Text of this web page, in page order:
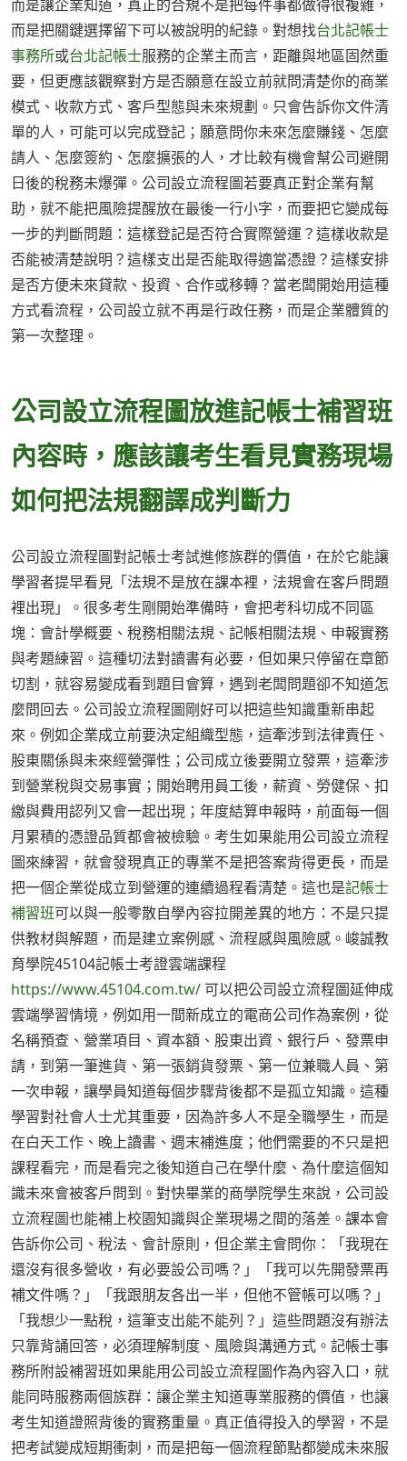
而是讓企業知道，真正的合規不是把每件事都做得很複雜，
而是把關鍵選擇留下可以被說明的紀錄。對想找台北記帳士
事務所或台北記帳士服務的企業主而言，距離與地區固然重
要，但更應該觀察對方是否願意在設立前就問清楚你的商業
模式、收款方式、客戶型態與未來規劃。只會告訴你文件清
單的人，可能可以完成登記；願意問你未來怎麼賺錢、怎麼
請人、怎麼簽約、怎麼擴張的人，才比較有機會幫公司避開
日後的稅務未爆彈。公司設立流程圖若要真正對企業有幫
助，就不能把風險提醒放在最後一行小字，而要把它變成每
一步的判斷問題：這樣登記是否符合實際營運？這樣收款是
否能被清楚說明？這樣支出是否能取得適當憑證？這樣安排
是否方便未來貸款、投資、合作或移轉？當老闆開始用這種
方式看流程，公司設立就不再是行政任務，而是企業體質的
第一次整理。
公司設立流程圖放進記帳士補習班
內容時，應該讓考生看見實務現場
如何把法規翻譯成判斷力
公司設立流程圖對記帳士考試進修族群的價值，在於它能讓
學習者提早看見「法規不是放在課本裡，法規會在客戶問題
裡出現」。很多考生剛開始準備時，會把考科切成不同區
塊：會計學概要、稅務相關法規、記帳相關法規、申報實務
與考題練習。這種切法對讀書有必要，但如果只停留在章節
切割，就容易變成看到題目會算，遇到老闆問題卻不知道怎
麼問回去。公司設立流程圖剛好可以把這些知識重新串起
來。例如企業成立前要決定組織型態，這牽涉到法律責任、
股東關係與未來經營彈性；公司成立後要開立發票，這牽涉
到營業稅與交易事實；開始聘用員工後，薪資、勞健保、扣
繳與費用認列又會一起出現；年度結算申報時，前面每一個
月累積的憑證品質都會被檢驗。考生如果能用公司設立流程
圖來練習，就會發現真正的專業不是把答案背得更長，而是
把一個企業從成立到營運的連續過程看清楚。這也是記帳士
補習班可以與一般零散自學內容拉開差異的地方：不是只提
供教材與解題，而是建立案例感、流程感與風險感。峻誠教
育學院45104記帳士考證雲端課程
https://www.45104.com.tw/ 可以把公司設立流程圖延伸成
雲端學習情境，例如用一間新成立的電商公司作為案例，從
名稱預查、營業項目、資本額、股東出資、銀行戶、發票申
請，到第一筆進貨、第一張銷貨發票、第一位兼職人員、第
一次申報，讓學員知道每個步驟背後都不是孤立知識。這種
學習對社會人士尤其重要，因為許多人不是全職學生，而是
在白天工作、晚上讀書、週末補進度；他們需要的不只是把
課程看完，而是看完之後知道自己在學什麼、為什麼這個知
識未來會被客戶問到。對快畢業的商學院學生來說，公司設
立流程圖也能補上校園知識與企業現場之間的落差。課本會
告訴你公司、稅法、會計原則，但企業主會問你：「我現在
還沒有很多營收，有必要設公司嗎？」「我可以先開發票再
補文件嗎？」「我跟朋友各出一半，但他不管帳可以嗎？」
「我想少一點稅，這筆支出能不能列？」這些問題沒有辦法
只靠背誦回答，必須理解制度、風險與溝通方式。記帳士事
務所附設補習班如果能用公司設立流程圖作為內容入口，就
能同時服務兩個族群：讓企業主知道專業服務的價值，也讓
考生知道證照背後的實務重量。真正值得投入的學習，不是
把考試變成短期衝刺，而是把每一個流程節點都變成未來服